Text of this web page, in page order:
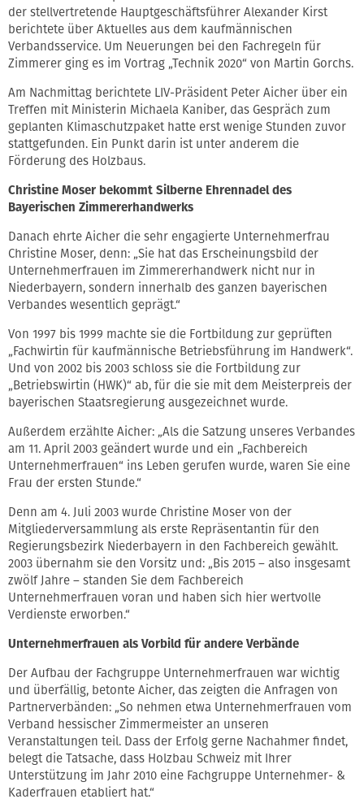
der stellvertretende Hauptgeschäftsführer Alexander Kirst
berichtete über Aktuelles aus dem kaufmännischen
Verbandsservice. Um Neuerungen bei den Fachregeln für
Zimmerer ging es im Vortrag „Technik 2020“ von Martin Gorchs.
Am Nachmittag berichtete LIV-Präsident Peter Aicher über ein
Treffen mit Ministerin Michaela Kaniber, das Gespräch zum
geplanten Klimaschutzpaket hatte erst wenige Stunden zuvor
stattgefunden. Ein Punkt darin ist unter anderem die
Förderung des Holzbaus.
Christine Moser bekommt Silberne Ehrennadel des
Bayerischen Zimmererhandwerks
Danach ehrte Aicher die sehr engagierte Unternehmerfrau
Christine Moser, denn: „Sie hat das Erscheinungsbild der
Unternehmerfrauen im Zimmererhandwerk nicht nur in
Niederbayern, sondern innerhalb des ganzen bayerischen
Verbandes wesentlich geprägt.“
Von 1997 bis 1999 machte sie die Fortbildung zur geprüften
„Fachwirtin für kaufmännische Betriebsführung im Handwerk“.
Und von 2002 bis 2003 schloss sie die Fortbildung zur
„Betriebswirtin (HWK)“ ab, für die sie mit dem Meisterpreis der
bayerischen Staatsregierung ausgezeichnet wurde.
Außerdem erzählte Aicher: „Als die Satzung unseres Verbandes
am 11. April 2003 geändert wurde und ein „Fachbereich
Unternehmerfrauen“ ins Leben gerufen wurde, waren Sie eine
Frau der ersten Stunde.“
Denn am 4. Juli 2003 wurde Christine Moser von der
Mitgliederversammlung als erste Repräsentantin für den
Regierungsbezirk Niederbayern in den Fachbereich gewählt.
2003 übernahm sie den Vorsitz und: „Bis 2015 – also insgesamt
zwölf Jahre – standen Sie dem Fachbereich
Unternehmerfrauen voran und haben sich hier wertvolle
Verdienste erworben.“
Unternehmerfrauen als Vorbild für andere Verbände
Der Aufbau der Fachgruppe Unternehmerfrauen war wichtig
und überfällig, betonte Aicher, das zeigten die Anfragen von
Partnerverbänden: „So nehmen etwa Unternehmerfrauen vom
Verband hessischer Zimmermeister an unseren
Veranstaltungen teil. Dass der Erfolg gerne Nachahmer findet,
belegt die Tatsache, dass Holzbau Schweiz mit Ihrer
Unterstützung im Jahr 2010 eine Fachgruppe Unternehmer- &
Kaderfrauen etabliert hat.“